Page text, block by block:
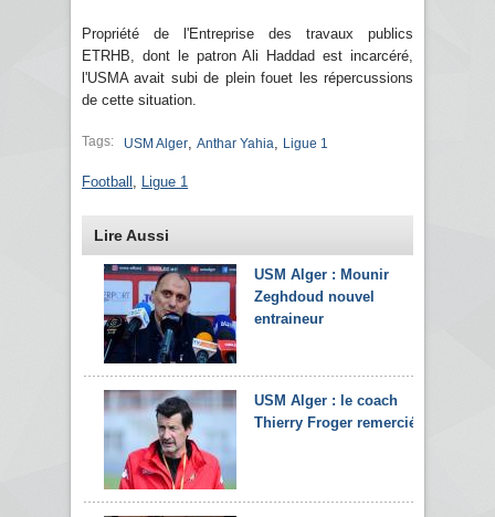
Propriété de l'Entreprise des travaux publics
ETRHB, dont le patron Ali Haddad est incarcéré,
l'USMA avait subi de plein fouet les répercussions
de cette situation.
Tags: USM Alger Anthar Yahia Ligue 1
Football Ligue 1
Lire Aussi
USM Alger : Mounir
Zeghdoud nouvel
entraineur
USM Alger : le coach
Thierry Froger remercié